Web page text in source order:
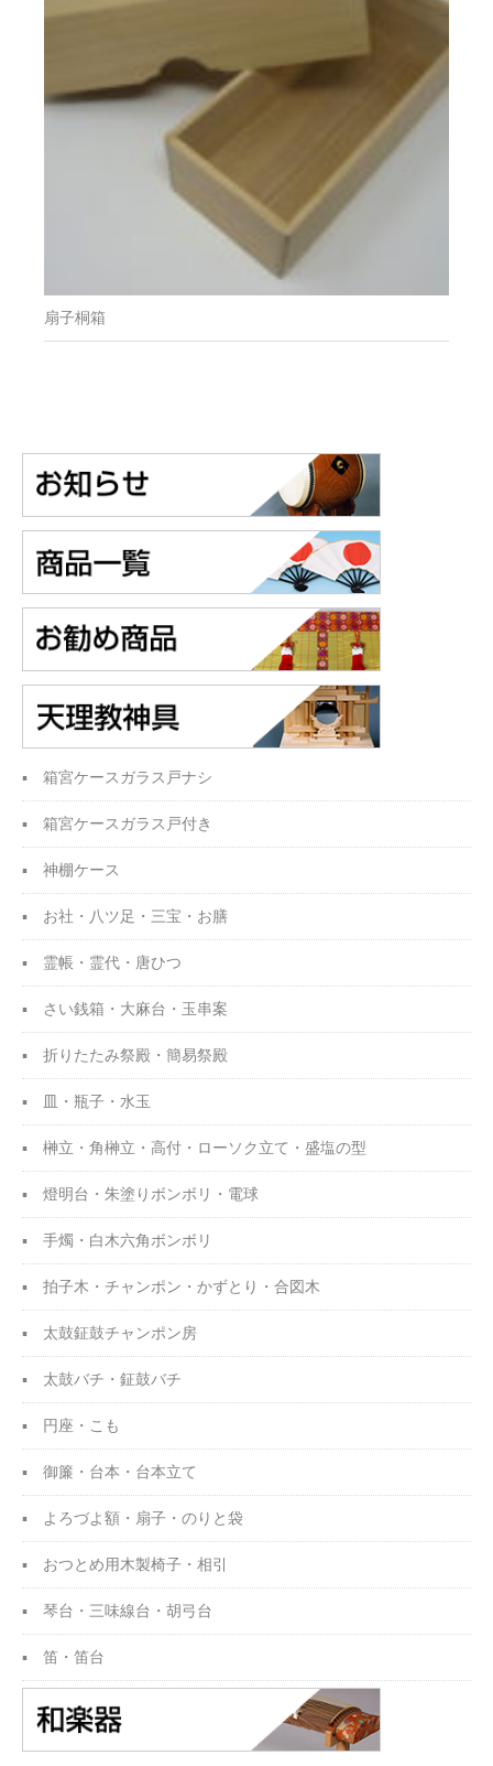
扇子桐箱
箱宮ケースガラス戸ナシ
箱宮ケースガラス戸付き
神棚ケース
お社・八ツ足・三宝・ お膳
霊帳・霊代・唐ひつ
さい銭箱・大麻台・ 玉串案
折りたたみ祭殿・ 簡易祭殿
皿・瓶子・水玉
榊立・角榊立・高付・ ローソク立て・盛塩の型
燈明台・朱塗りボンボリ・電球
手燭・白木六角ボンボリ
拍子木・チャンポン・ かずとり・合図木
太鼓鉦鼓チャンポン房
太鼓バチ・鉦鼓バチ
円座・こも
御簾・台本・台本立て
よろづよ額・扇子・ のりと袋
おつとめ用木製椅子・ 相引
琴台・三味線台・胡弓台
笛・笛台